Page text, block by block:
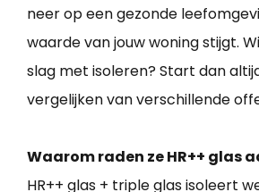
neer op een gezonde
waarde van jouw woning stijgt.
slag met isoleren? Start dan
vergelijken van verschillende
Waarom raden ze HR++ glas
HR++ glas + triple glas isoleert